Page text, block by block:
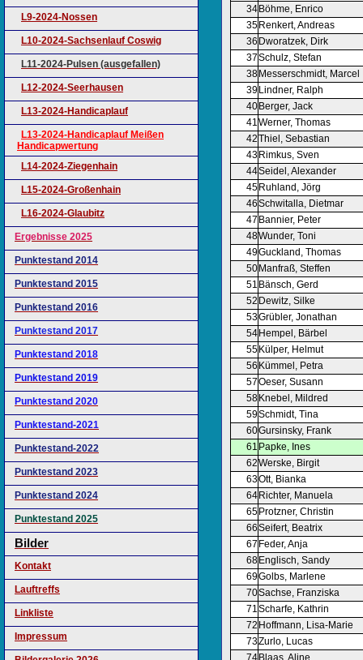
L9-2024-Nossen
L10-2024-Sachsenlauf Coswig
L11-2024-Pulsen (ausgefallen)
L12-2024-Seerhausen
L13-2024-Handicaplauf
L13-2024-Handicaplauf Meißen
Handicapwertung
L14-2024-Ziegenhain
L15-2024-Großenhain
L16-2024-Glaubitz
Ergebnisse 2025
Punktestand 2014
Punktestand 2015
Punktestand 2016
Punktestand 2017
Punktestand 2018
Punktestand 2019
Punktestand 2020
Punktestand-2021
Punktestand-2022
Punktestand 2023
Punktestand 2024
Punktestand 2025
Bilder
Kontakt
Lauftreffs
Linkliste
Impressum
34 Böhme, Enrico
35 Renkert, Andreas
36 Dworatzek, Dirk
37Schulz, Stefan
38 Messerschmidt, Marcel
39 Lindner, Ralph
40 Berger, Jack
41Werner, Thomas
42Thiel, Sebastian
43 Rimkus, Sven
44Seidel, Alexander
45 Ruhland, Jörg
46Schwitalla, Dietmar
47 Bannier, Peter
48Wunder, Toni
49Guckland, Thomas
50 Manfraß, Steffen
51 Bänsch, Gerd
52 Dewitz, Silke
53Grübler, Jonathan
54 Hempel, Bärbel
55 Külper, Helmut
56 Kümmel, Petra
57Oeser, Susann
58 Knebel, Mildred
59Schmidt, Tina
60Gursinsky, Frank
61 Papke, Ines
62Werske, Birgit
63Ott, Bianka
64 Richter, Manuela
65 Protzner, Christin
66Seifert, Beatrix
67 Feder, Anja
68 Englisch, Sandy
69Golbs, Marlene
70Sachse, Franziska
71Scharfe, Kathrin
72 Hoffmann, Lisa-Marie
73Zurlo, Lucas
74 Blaas, Aline